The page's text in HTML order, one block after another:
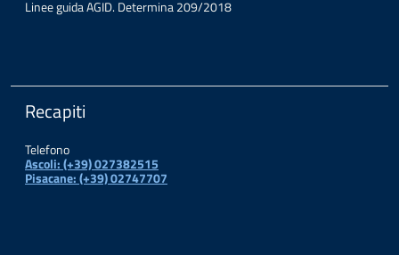
Linee guida AGID. Determina 209/2018
Recapiti
Telefono
Ascoli: (+39) 027382515
Pisacane: (+39) 02747707